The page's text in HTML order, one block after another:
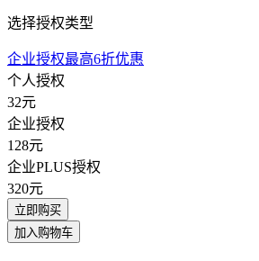
选择授权类型
企业授权最高6折优惠
个人授权
32元
企业授权
128元
企业PLUS授权
320元
立即购买
加入购物车